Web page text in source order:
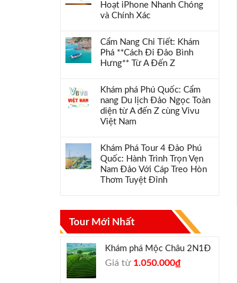
Hoạt iPhone Nhanh Chóng
và Chính Xác
Cẩm Nang Chi Tiết: Khám
Phá **Cách Đi Đảo Bình
Hưng** Từ A Đến Z
Khám phá Phú Quốc: Cẩm
nang Du lịch Đảo Ngọc Toàn
diện từ A đến Z cùng Vivu
Việt Nam
Khám Phá Tour 4 Đảo Phú
Quốc: Hành Trình Trọn Vẹn
Nam Đảo Với Cáp Treo Hòn
Thơm Tuyệt Đỉnh
Tour Mới Nhất
Khám phá Mộc Châu 2N1Đ
Giá từ Giá
1.050.000₫Giá